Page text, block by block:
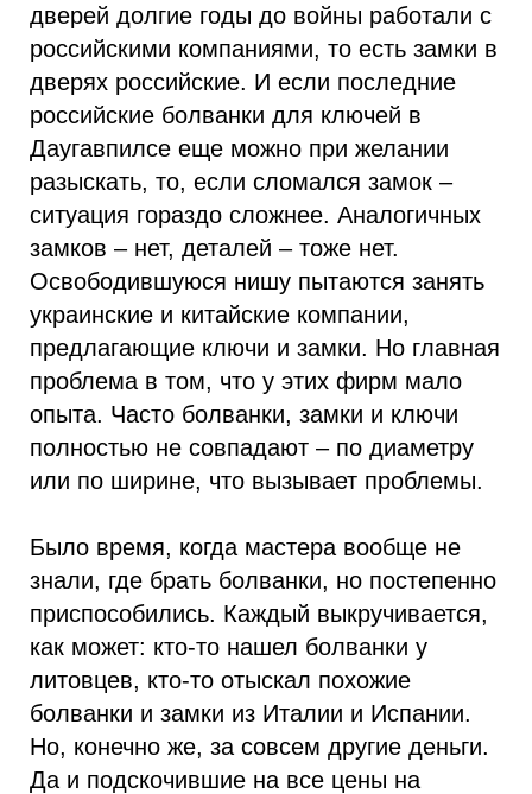
дверей долгие годы до войны работали с
российскими компаниями, то есть замки в
дверях российские. И если последние
российские болванки для ключей в
Даугавпилсе еще можно при желании
разыскать, то, если сломался замок –
ситуация гораздо сложнее. Аналогичных
замков – нет, деталей – тоже нет.
Освободившуюся нишу пытаются занять
украинские и китайские компании,
предлагающие ключи и замки. Но главная
проблема в том, что у этих фирм мало
опыта. Часто болванки, замки и ключи
полностью не совпадают – по диаметру
или по ширине, что вызывает проблемы.
Было время, когда мастера вообще не
знали, где брать болванки, но постепенно
приспособились. Каждый выкручивается,
как может: кто-то нашел болванки у
литовцев, кто-то отыскал похожие
болванки и замки из Италии и Испании.
Но, конечно же, за совсем другие деньги.
Да и подскочившие на все цены на